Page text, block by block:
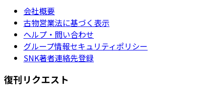
会社概要
古物営業法に基づく表示
ヘルプ・問い合わせ
グループ情報セキュリティポリシー
SNK著者連絡先登録
復刊リクエスト